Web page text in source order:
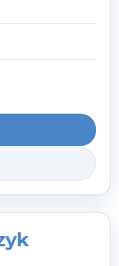
od 15. roku
usłyszeć, z
i dobrać
gotowych